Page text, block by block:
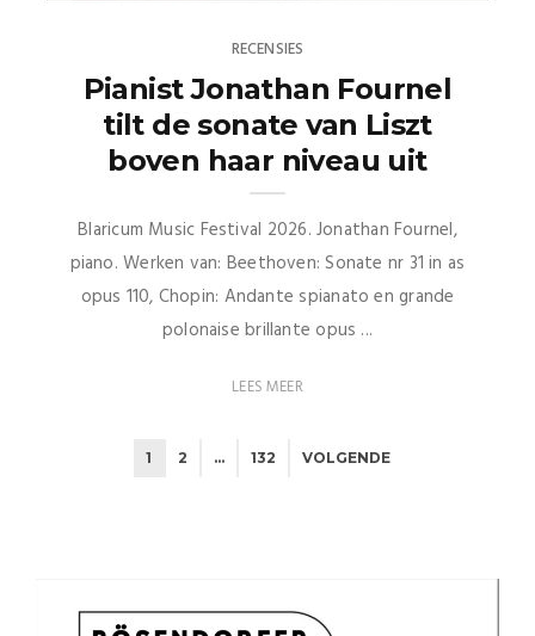
RECENSIES
Pianist Jonathan Fournel
tilt de sonate van Liszt
boven haar niveau uit
Blaricum Music Festival 2026. Jonathan Fournel,
piano. Werken van: Beethoven: Sonate nr 31 in as
opus 110, Chopin: Andante spianato en grande
polonaise brillante opus ...
LEES MEER
1 2 … 132 VOLGENDE